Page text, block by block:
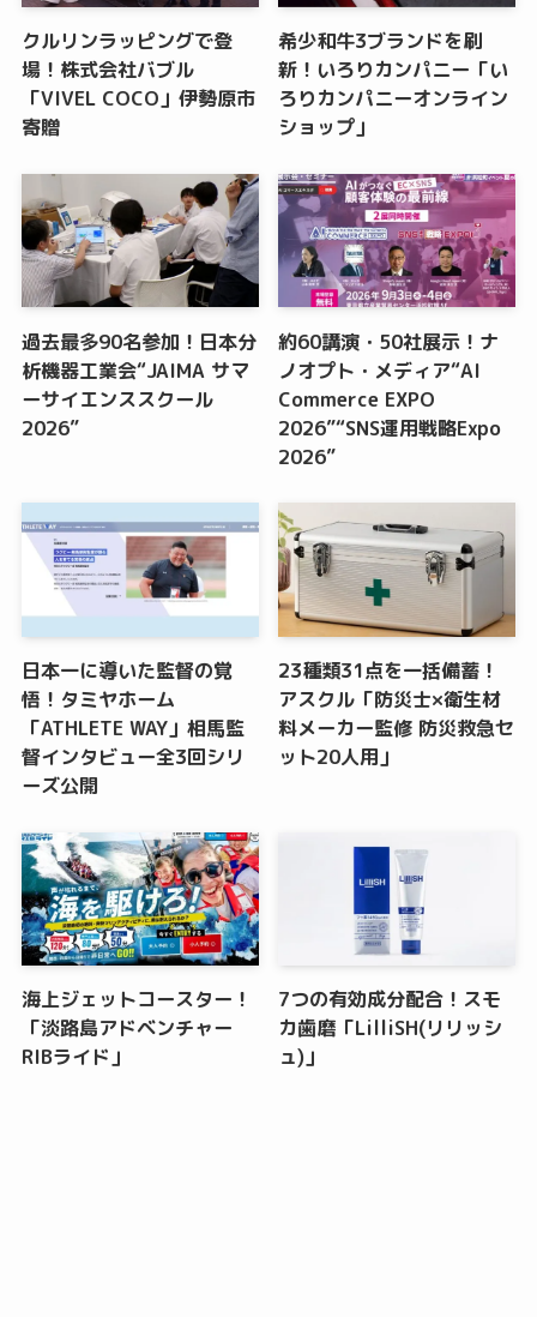
クルリンラッピングで登
場！株式会社バブル
「VIVEL COCO」伊勢原市
寄贈
希少和牛3ブランドを刷
新！いろりカンパニー「い
ろりカンパニーオンライン
ショップ」
過去最多90名参加！日本分
析機器工業会“JAIMA サマ
ーサイエンススクール
2026”
約60講演・50社展示！ナ
ノオプト・メディア“AI
Commerce EXPO
2026”“SNS運用戦略Expo
2026”
日本一に導いた監督の覚
悟！タミヤホーム
「ATHLETE WAY」相馬監
督インタビュー全3回シリ
ーズ公開
23種類31点を一括備蓄！
アスクル「防災士×衛生材
料メーカー監修 防災救急セ
ット20人用」
海上ジェットコースター！
「淡路島アドベンチャー
RIBライド」
7つの有効成分配合！スモ
カ歯磨「LilliSH(リリッシ
ュ)」